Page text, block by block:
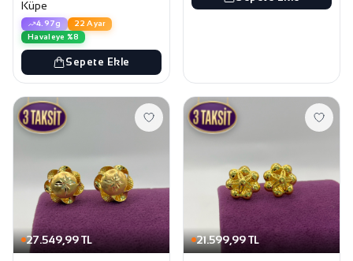
Küpe
4.97g
22 Ayar
Havaleye %8
Sepete Ekle
27.549,99 TL 21.599,99 TL